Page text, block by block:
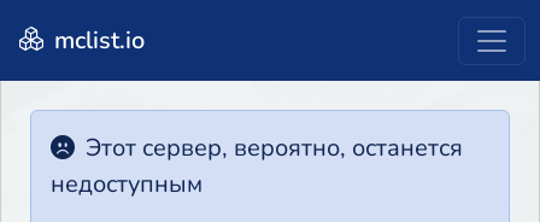
mclist.io
Этот сервер, вероятно, останется
недоступным